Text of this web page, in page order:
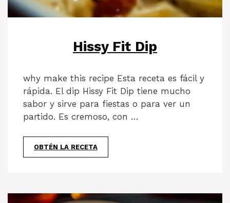
Hissy Fit Dip
why make this recipe Esta receta es fácil y
rápida. El dip Hissy Fit Dip tiene mucho
sabor y sirve para fiestas o para ver un
partido. Es cremoso, con …
OBTÉN LA RECETA